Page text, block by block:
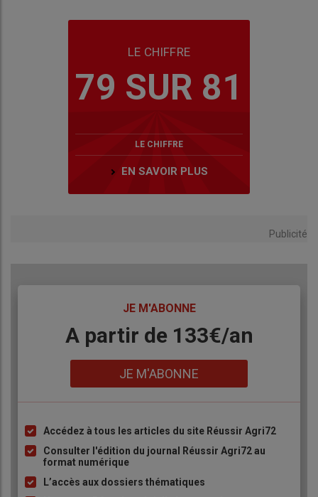
LE CHIFFRE
79 SUR 81
LE CHIFFRE
EN SAVOIR PLUS
Publicité
JE M'ABONNE
BodyA partir de 133€/an
JE M'ABONNE
Liste
à
puce
Accédez à tous les articles du site Réussir Agri72
Consulter l'édition du journal Réussir Agri72 au
format numérique
L’accès aux dossiers thématiques